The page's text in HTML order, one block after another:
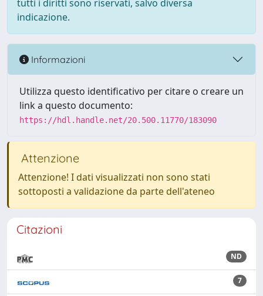
tutti i diritti sono riservati, salvo diversa
indicazione.
Informazioni
Utilizza questo identificativo per citare o creare un
link a questo documento:
https://hdl.handle.net/20.500.11770/183090
Attenzione
Attenzione! I dati visualizzati non sono stati
sottoposti a validazione da parte dell'ateneo
Citazioni
ND
7